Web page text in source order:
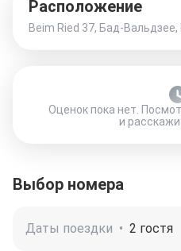
Расположение
Beim Ried 37, Бад-Вальдзее,
Оценок пока нет.
и
Выбор номера
Даты поездки • 2 гостя